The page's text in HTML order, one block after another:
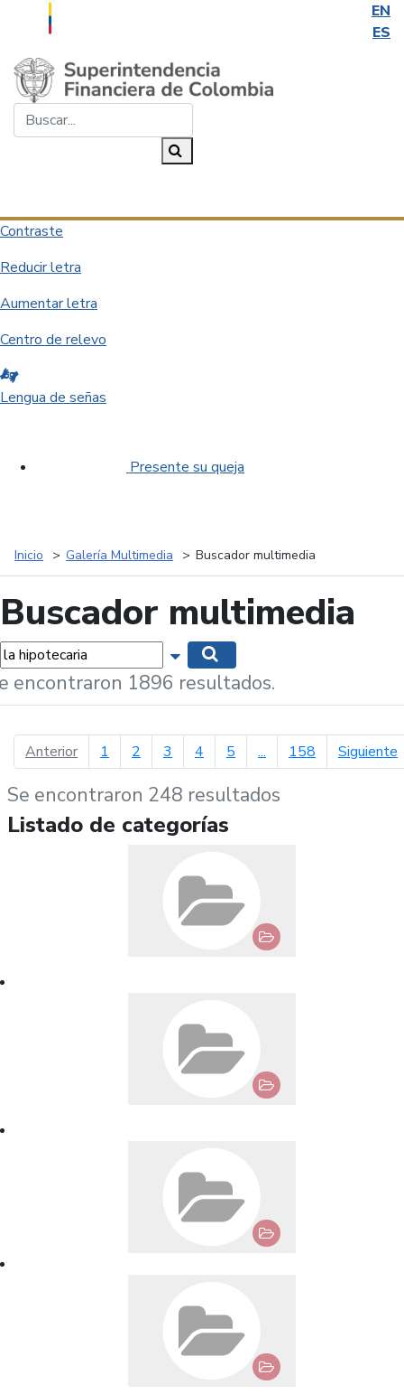
EN
ES
Saltar al contenido principal
Contraste
Reducir letra
Aumentar letra
Centro de relevo
Lengua de señas
Presente su queja
Inicio Galería Multimedia Buscador multimedia
Buscador multimedia
Mostrar opciones de búsqueda
encontraron 1896 resultados.
Anteriorpágina anterior
1 2 3 4 5 ... 158 Siguiente
Se encontraron 248 resultados
Listado de categorías